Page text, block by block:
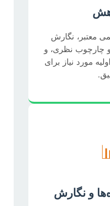
معتبر، نگارش
چارچوب نظری، و
مورد نیاز برای
و نگارش